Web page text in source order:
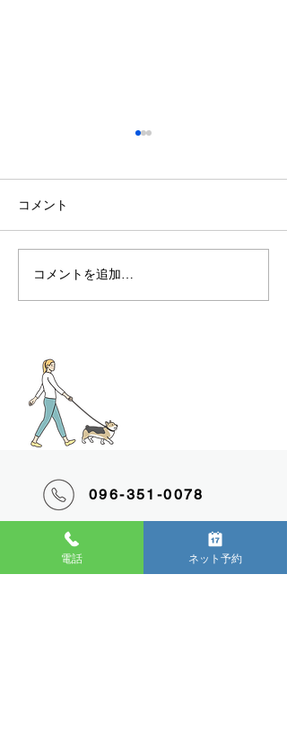
コメント
コメントを追加…
096-351-0078
24時間受付ネット予約
電話 ネット予約